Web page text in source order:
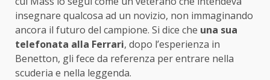
insegnare qualcosa ad un novizio, non immaginando
ancora il futuro del campione. Si dice che una sua
telefonata alla Ferrari, dopo l’esperienza in
Benetton, gli fece da referenza per entrare nella
scuderia e nella leggenda.